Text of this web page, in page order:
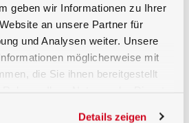
geben wir Informationen zu Ihrer
an unsere Partner für
und Analysen weiter. Unsere
möglicherweise mit
die Sie ihnen bereitgestellt
Details zeigen
Channel USB
17025 指南和要求，依据国际可